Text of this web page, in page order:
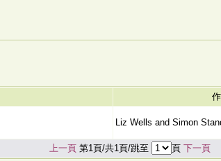
Liz Wells and Simon
上一頁 第1頁/共1頁/跳至 頁 下一頁